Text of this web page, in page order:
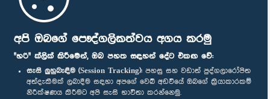
අපි ඔබගේ පෞද්ගලිකත්වය අගය කරමු
"හරි" ක්ලික් කිරීමෙන්, ඔබ පහත සඳහන් දේට එකඟ වේ:
සැසි ලුහුබැඳීම (Session Tracking): පහසු සහ වඩාත් පුද්ගලාරෝපිත
අත්දැකීමක් ලබාදීම සඳහා අපගේ වෙබ් අඩවියේ ඔබගේ ක්‍රියාකාරකම්
නිරීක්ෂණය කිරීමට අපි සැසි භාවිතා කරන්නෙමු.
පාර්ලිමේන්තු ජංගම යෙදුම